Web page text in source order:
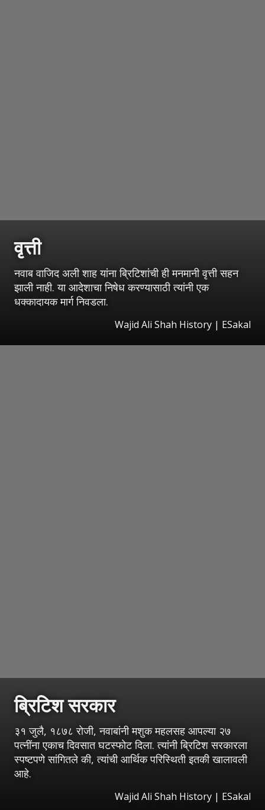
वृत्ती
नवाब वाजिद अली शाह यांना ब्रिटिशांची ही मनमानी वृत्ती सहन
झाली नाही. या आदेशाचा निषेध करण्यासाठी त्यांनी एक
धक्कादायक मार्ग निवडला.
Wajid Ali Shah History | ESakal
ब्रिटिश सरकार
३१ जुलै, १८७८ रोजी, नवाबांनी मशुक महलसह आपल्या २७
पत्नींना एकाच दिवसात घटस्फोट दिला. त्यांनी ब्रिटिश सरकारला
स्पष्टपणे सांगितले की, त्यांची आर्थिक परिस्थिती इतकी खालावली
आहे.
Wajid Ali Shah History | ESakal